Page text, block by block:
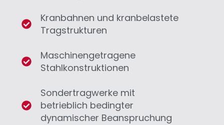
Kranbahnen und kranbelastete
Tragstrukturen
Maschinengetragene
Stahlkonstruktionen
Sondertragwerke mit
betrieblich bedingter
dynamischer Beanspruchung